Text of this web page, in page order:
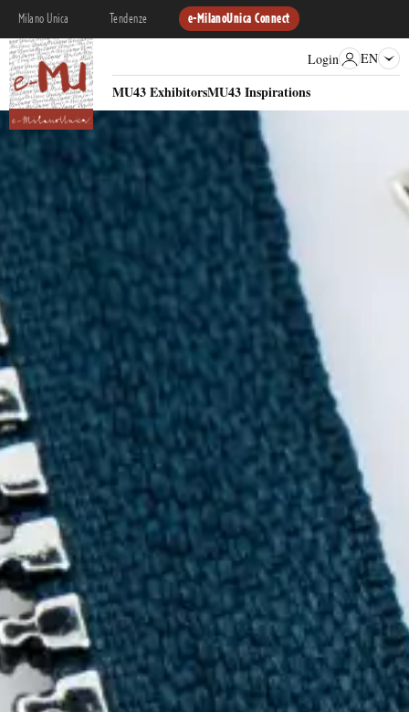
Milano Unica Tendenze e-MilanoUnica Connect
MU43 ExhibitorsMU43 Inspirations
Login EN